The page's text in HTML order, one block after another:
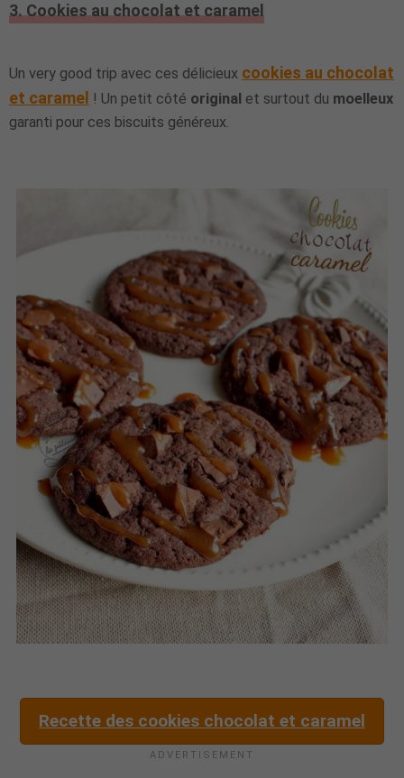
3. Cookies au chocolat et caramel
Un very good trip avec ces délicieux cookies au chocolat
et caramel ! Un petit côté original et surtout du moelleux
garanti pour ces biscuits généreux.
Recette des cookies chocolat et caramel